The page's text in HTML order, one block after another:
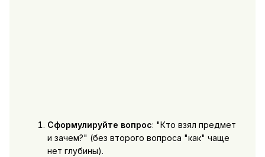
Сформулируйте вопрос: "Кто взял предмет
и зачем?" (без второго вопроса "как" чаще
нет глубины).